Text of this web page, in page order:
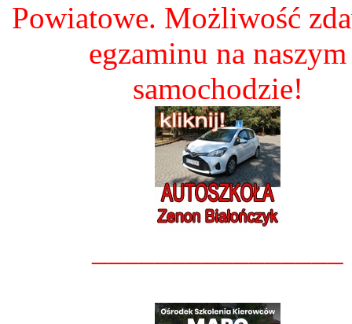
Powiatowe. Możliwość
egzaminu na naszym
samochodzie!